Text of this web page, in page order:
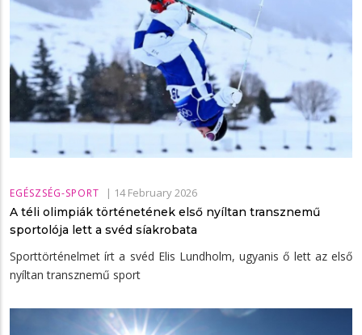
EGÉSZSÉG-SPORT | 14 February 2026
A téli olimpiák történetének első nyíltan transznemű
sportolója lett a svéd síakrobata
Sporttörténelmet írt a svéd Elis Lundholm, ugyanis ő lett az első
nyíltan transznemű sport